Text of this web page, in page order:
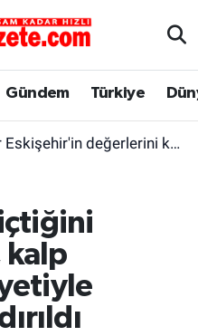
Gündem Türkiye
değerlerini keşfetti
kalp
ve Fikstür